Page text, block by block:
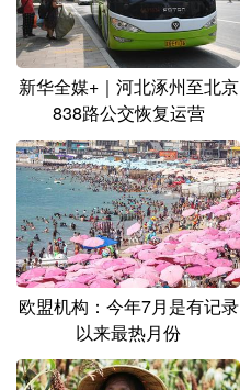
Русский язык
Deutsch Português
新华全媒+｜河北涿州至北京
838路公交恢复运营
欧盟机构：今年7月是有记录
以来最热月份